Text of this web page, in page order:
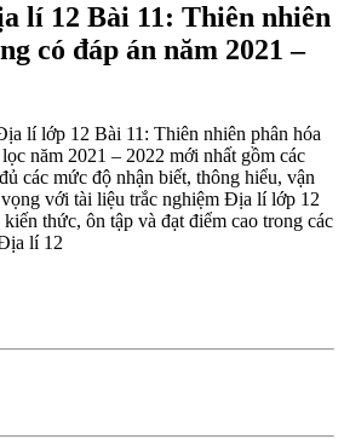
lí 12 Bài 11: Thiên nhiên
có đáp án năm 2021 –
lí lớp 12 Bài 11: Thiên nhiên phân hóa
năm 2021 – 2022 mới nhất gồm các
các mức độ nhận biết, thông hiểu, vận
với tài liệu trắc nghiệm Địa lí lớp 12
thức, ôn tập và đạt điểm cao trong các
lí 12